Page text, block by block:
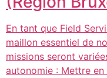
En tant que Field
maillon essentiel de
missions seront
autonomie : Mettre